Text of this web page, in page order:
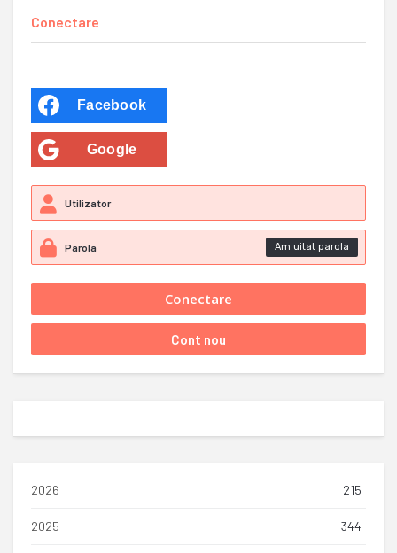
Conectare
Facebook
Google
Am uitat parola
2026 215
2025 344